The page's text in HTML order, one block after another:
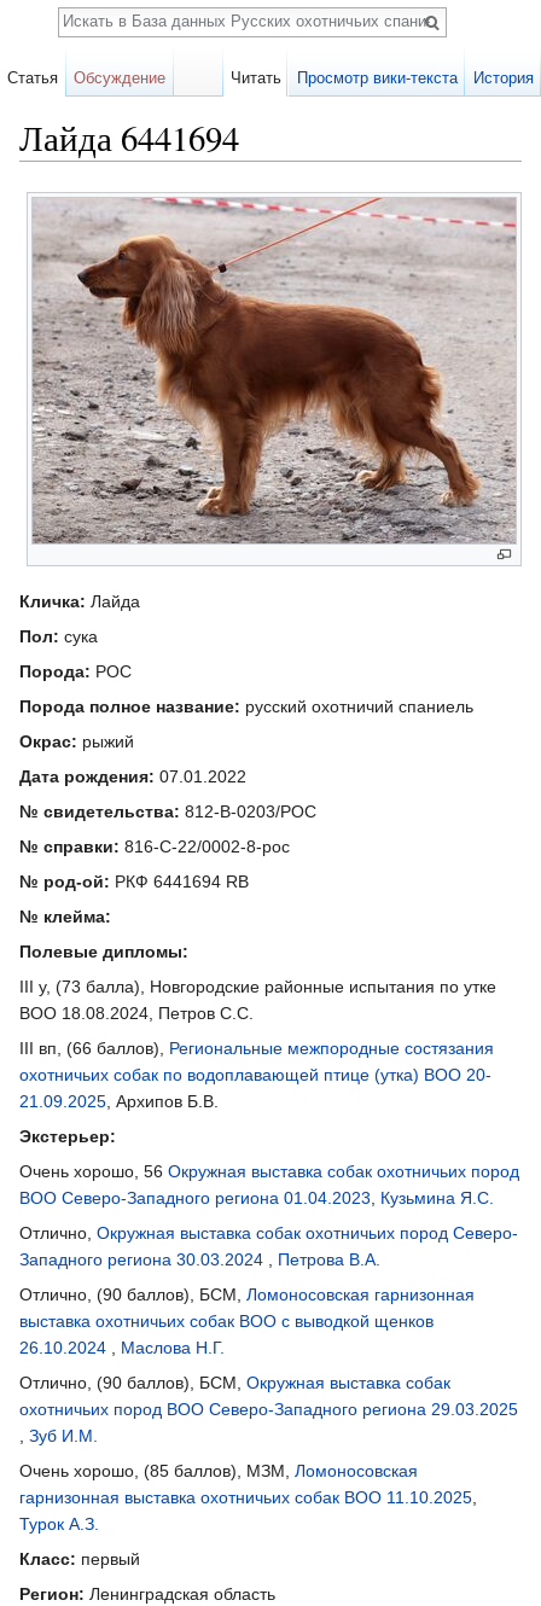
Лайда 6441694
Карточка
собаки
Кличка: Лайда
Пол: сука
Порода: РОС
Порода полное название: русский охотничий спаниель
Окрас: рыжий
Дата рождения: 07.01.2022
№ свидетельства: 812-В-0203/РОС
№ справки: 816-С-22/0002-8-рос
№ род-ой: РКФ 6441694 RB
№ клейма:
Полевые дипломы:
III у, (73 балла), Новгородские районные испытания по утке
ВОО 18.08.2024, Петров С.С.
III вп, (66 баллов), Региональные межпородные состязания
охотничьих собак по водоплавающей птице (утка) ВОО 20-
21.09.2025 , Архипов Б.В.
Экстерьер:
Очень хорошо, 56 Окружная выставка собак охотничьих пород
ВОО Северо-Западного региона 01.04.2023
Кузьмина Я.С.
Отлично, Окружная выставка собак охотничьих пород Северо-
Западного региона 30.03.2024
Петрова В.А.
Отлично, (90 баллов), БСМ, Ломоносовская гарнизонная
выставка охотничьих собак ВОО с выводкой щенков
26.10.2024
Маслова Н.Г.
Отлично, (90 баллов), БСМ, Окружная выставка собак
охотничьих пород ВОО Северо-Западного региона 29.03.2025
Зуб И.М.
Очень хорошо, (85 баллов), МЗМ, Ломоносовская
гарнизонная выставка охотничьих собак ВОО 11.10.2025
Турок А.З.
Класс: первый
Регион: Ленинградская область
Статья Обсуждение Читать Просмотр вики-текста История
Поиск